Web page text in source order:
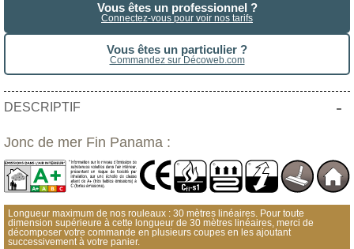
Vous êtes un professionnel ?
Connectez-vous pour voir nos tarifs
Vous êtes un particulier ?
Commandez sur Décoweb.com
DESCRIPTIF -
Jonc de mer Fin Panama :
Longueur maximum de nos rouleaux : 30 mètres linéaires. Pour toute
dimension supérieure à cette longueur de 30 mètres linéaires, merci de
décomposer votre commande en plusieurs coupes en les ajoutant
successivement à votre panier.